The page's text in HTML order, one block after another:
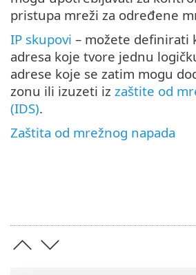
pristupa mreži za određene
IP skupovi – možete definirati
adresa koje tvore jednu
adrese koje se zatim mogu
zonu ili izuzeti iz zaštite od
(IDS).
Zaštita od mrežnog napada